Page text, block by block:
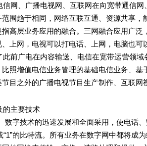
、广播电视网、互联网在向宽带通信网
围趋于相同，网络互联互通、资源共享
高层业务应用的融合。三网融合应用广
上网，电视可以打电话、上网，电脑也
广电在内容输送、电信在宽带运营领域
照增值电信业务管理的基础电信业务、
目之外的广播电视节目生产制作、互联
的主要技术
技术的迅速发展和全面采用，使电话、
“1”的比特流。所有业务在数字网中都将